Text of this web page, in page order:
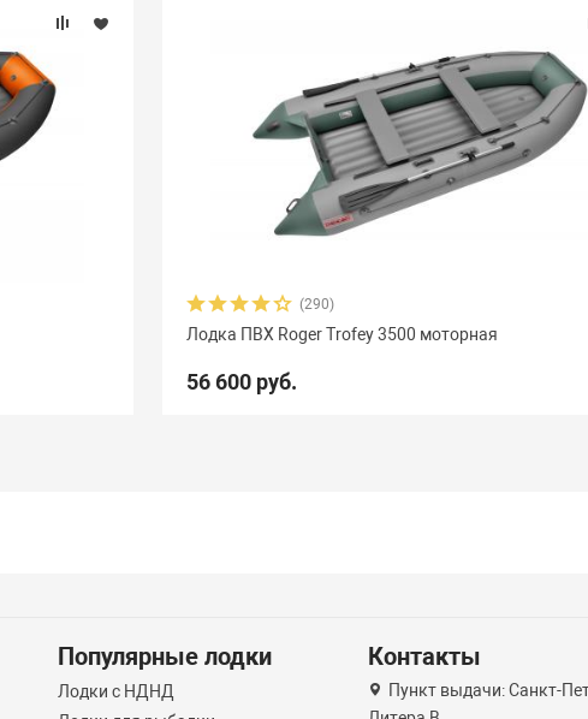
(290)
Лодка ПВХ Roger Trofey 3500 моторная
56 600 руб.
Популярные лодки
Лодки с НДНД
Контакты
Пункт выдачи: Санкт-